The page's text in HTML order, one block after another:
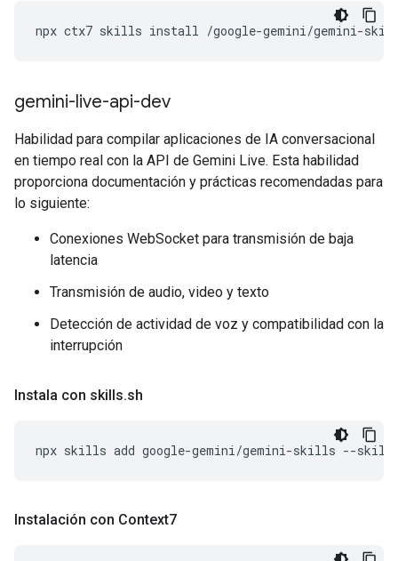
npx ctx7 skills install /google-gemini/gemini-
gemini-live-api-dev
Habilidad para compilar aplicaciones de IA conversacional
en tiempo real con la API de Gemini Live. Esta habilidad
proporciona documentación y prácticas recomendadas para
lo siguiente:
Conexiones WebSocket para transmisión de baja
latencia
Transmisión de audio, video y texto
Detección de actividad de voz y compatibilidad con la
interrupción
Instala con skills.sh
npx skills add google-gemini/gemini-skills --skill
Instalación con Context7